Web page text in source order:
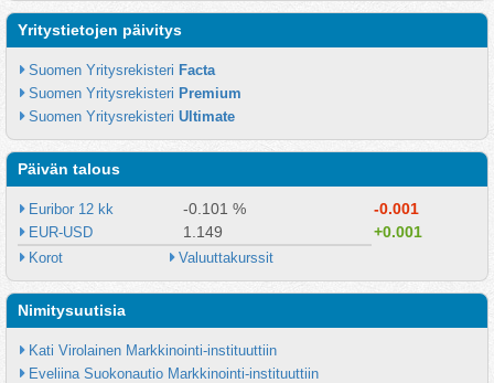
Yritystietojen päivitys
Suomen Yritysrekisteri Facta
Suomen Yritysrekisteri Premium
Suomen Yritysrekisteri Ultimate
Päivän talous
Euribor 12 kk -0.101 % -0.001
EUR-USD 1.149 +0.001
Korot Valuuttakurssit
Nimitysuutisia
Kati Virolainen Markkinointi-instituuttiin
Eveliina Suokonautio Markkinointi-instituuttiin